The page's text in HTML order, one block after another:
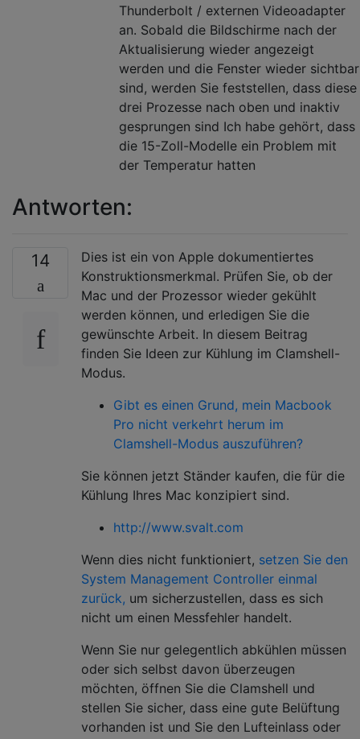
Thunderbolt / externen Videoadapter
an. Sobald die Bildschirme nach der
Aktualisierung wieder angezeigt
werden und die Fenster wieder sichtbar
sind, werden Sie feststellen, dass diese
drei Prozesse nach oben und inaktiv
gesprungen sind Ich habe gehört, dass
die 15-Zoll-Modelle ein Problem mit
der Temperatur hatten
Antworten:
14
Dies ist ein von Apple dokumentiertes
Konstruktionsmerkmal. Prüfen Sie, ob der
Mac und der Prozessor wieder gekühlt
werden können, und erledigen Sie die
gewünschte Arbeit. In diesem Beitrag
finden Sie Ideen zur Kühlung im Clamshell-
Modus.
Gibt es einen Grund, mein Macbook
Pro nicht verkehrt herum im
Clamshell-Modus auszuführen?
Sie können jetzt Ständer kaufen, die für die
Kühlung Ihres Mac konzipiert sind.
http://www.svalt.com
Wenn dies nicht funktioniert, setzen Sie den
System Management Controller einmal
zurück, um sicherzustellen, dass es sich
nicht um einen Messfehler handelt.
Wenn Sie nur gelegentlich abkühlen müssen
oder sich selbst davon überzeugen
möchten, öffnen Sie die Clamshell und
stellen Sie sicher, dass eine gute Belüftung
vorhanden ist und Sie den Lufteinlass oder